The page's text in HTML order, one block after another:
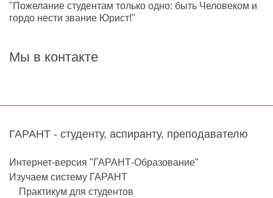
"Пожелание студентам только одно: быть Человеком и
гордо нести звание Юрист!"
Мы в контакте
ГАРАНТ - студенту, аспиранту, преподавателю
Интернет-версия "ГАРАНТ-Образование"
Изучаем систему ГАРАНТ
Практикум для студентов